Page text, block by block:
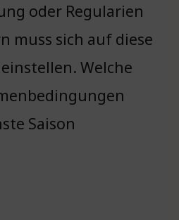
oder Regularien
muss sich auf diese
Welche
Saison